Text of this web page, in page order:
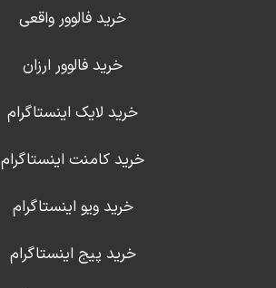
خرید فالوور واقعی
خرید فالوور ارزان
خرید لایک اینستاگرام
خرید کامنت اینستاگرام
خرید ویو اینستاگرام
خرید پیج اینستاگرام